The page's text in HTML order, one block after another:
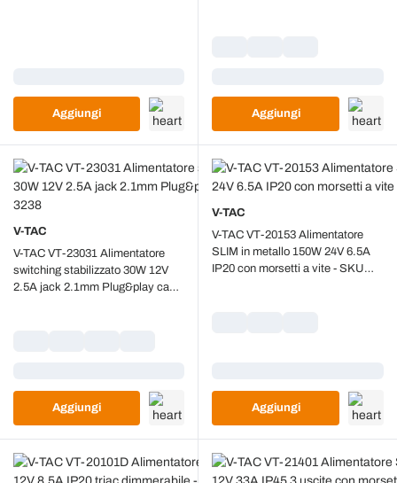
Aggiungi Aggiungi
V-TAC
V-TAC VT-23031 Alimentatore
switching stabilizzato 30W 12V
2.5A jack 2.1mm Plug&play cavo
Aggiungi
V-TAC
V-TAC VT-20153 Alimentatore
SLIM in metallo 150W 24V 6.5A
IP20 con morsetti a vite - SKU
Aggiungi